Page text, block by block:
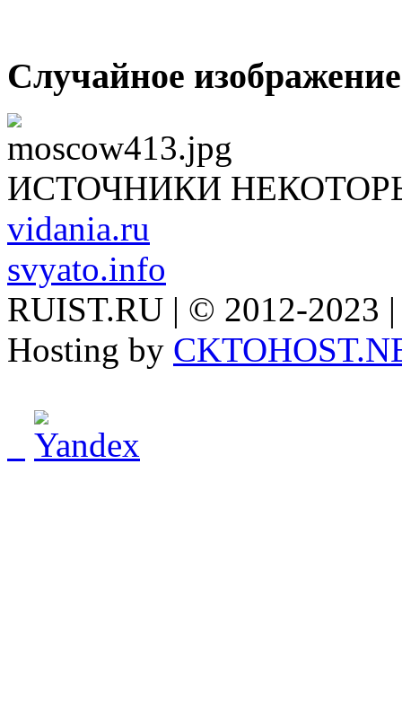
Случайное изображение
ИСТОЧНИКИ
vidania.ru
svyato.info
RUIST.RU | © 2012-2023
Hosting by